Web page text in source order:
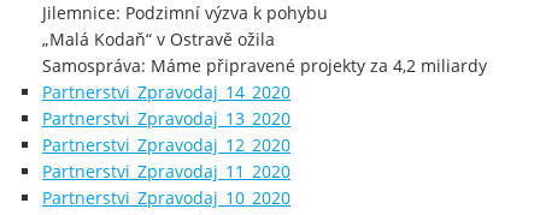
Jilemnice: Podzimní výzva k pohybu
„Malá Kodaň“ v Ostravě ožila
Samospráva: Máme připravené projekty za 4,2 miliardy
Partnerstvi_Zpravodaj_14_2020
Partnerstvi_Zpravodaj_13_2020
Partnerstvi_Zpravodaj_12_2020
Partnerstvi_Zpravodaj_11_2020
Partnerstvi_Zpravodaj_10_2020